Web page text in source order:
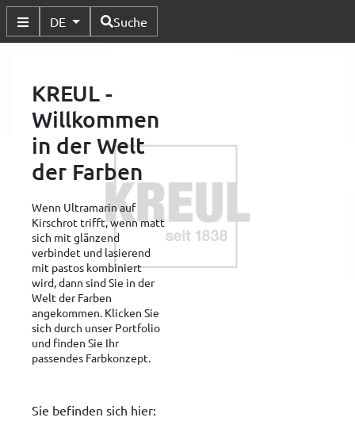
Untermenü Umschalten
DE Verfügbare Sprachen
Suche
KREUL -
Willkommen
in der Welt
der Farben
Wenn Ultramarin auf
Kirschrot trifft, wenn matt
sich mit glänzend
verbindet und lasierend
mit pastos kombiniert
wird, dann sind Sie in der
Welt der Farben
angekommen. Klicken Sie
sich durch unser Portfolio
und finden Sie Ihr
passendes Farbkonzept.
Sie befinden sich hier: